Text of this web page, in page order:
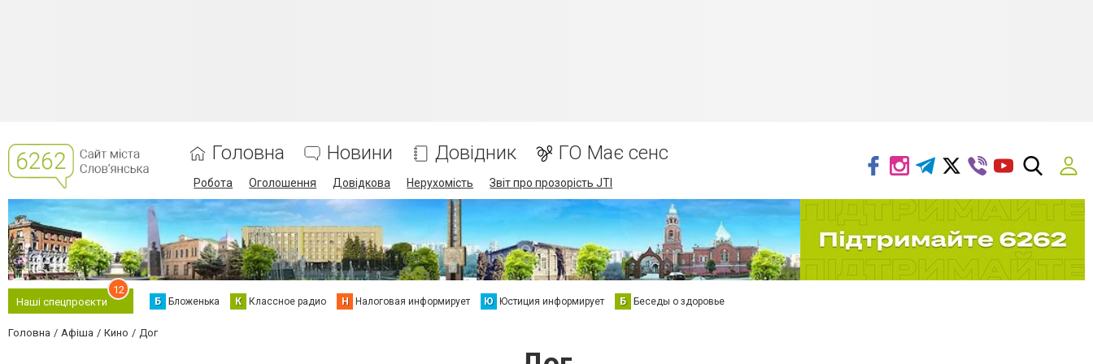
Головна Новини Довідник ГО Має сенс
Робота Оголошення Довідкова Нерухомість Звіт про прозорість JTI
Наші спецпроєкти
12
Б Бложенька К Классное радио Н Налоговая информирует Ю Юстиция информирует Б Беседы о здоровье
Головна Афіша Кино Дог